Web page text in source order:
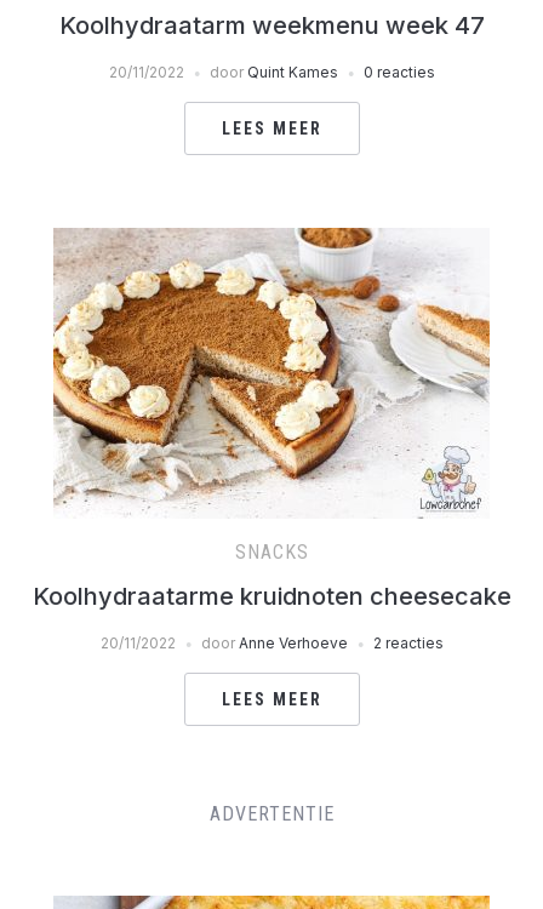
Koolhydraatarm weekmenu week 47
20/11/2022 door Quint Kames 0 reacties
LEES MEER
SNACKS
Koolhydraatarme kruidnoten cheesecake
20/11/2022 door Anne Verhoeve 2 reacties
LEES MEER
ADVERTENTIE